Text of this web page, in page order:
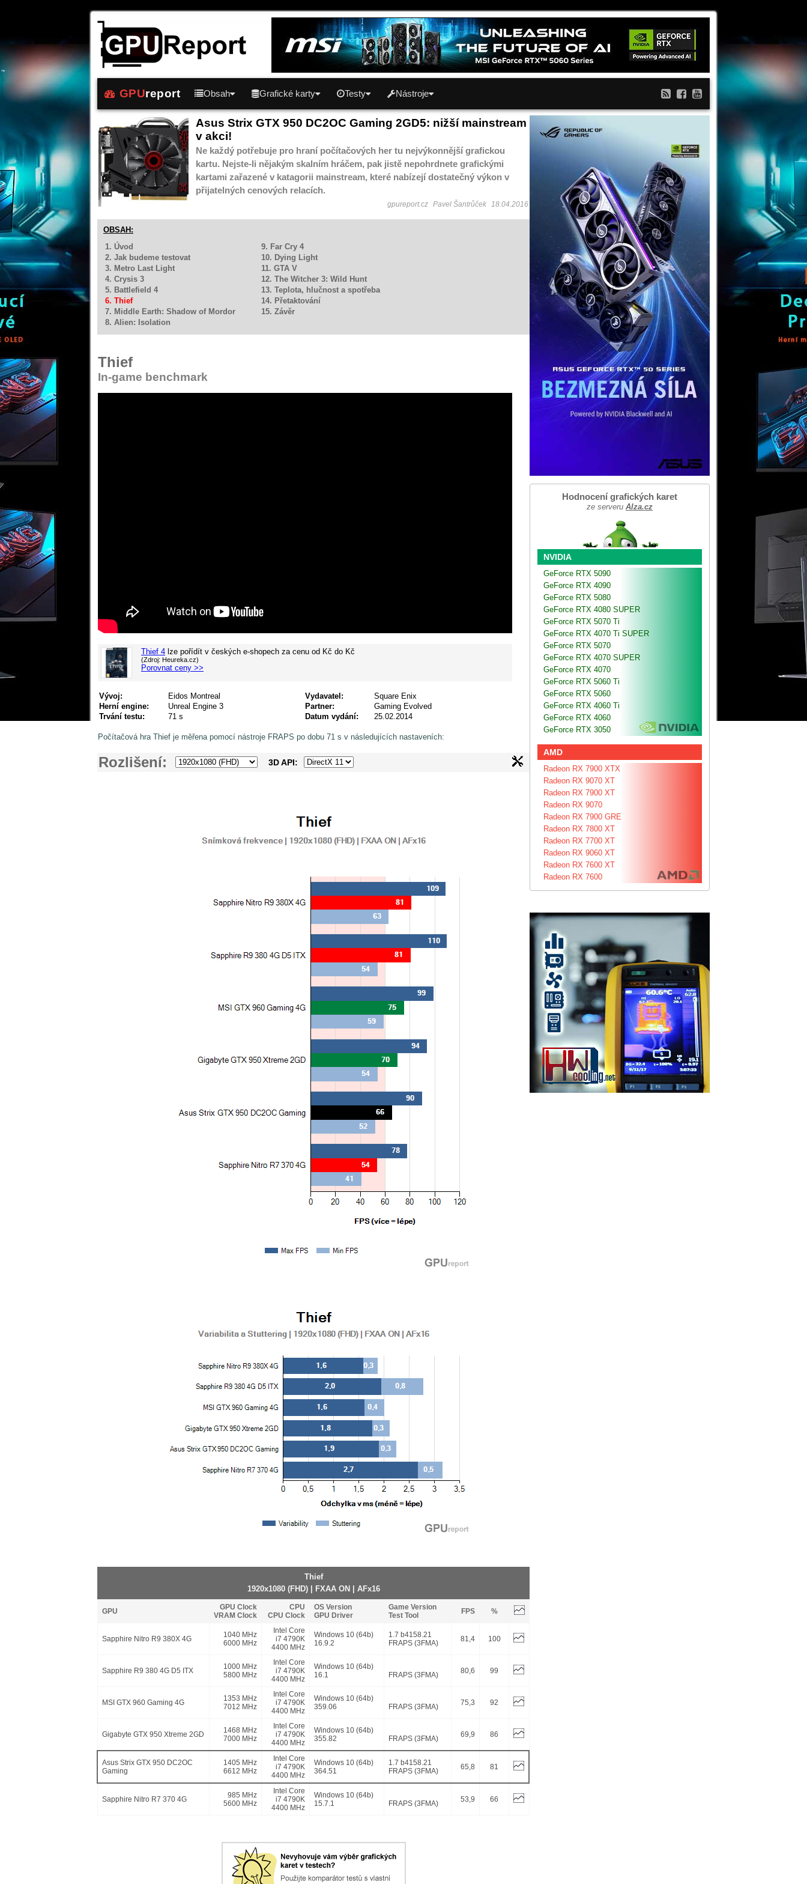
GPUreport Obsah Grafické karty Testy Nástroje
Asus Strix GTX 950 DC2OC Gaming 2GD5: nižší mainstream
v akci!
Ne každý potřebuje pro hraní počítačových her tu nejvýkonnější grafickou
kartu. Nejste-li nějakým skalním hráčem, pak jistě nepohrdnete grafickými
kartami zařazené v katagorii mainstream, které nabízejí dostatečný výkon v
přijatelných cenových relacích.
gpureport.cz Pavel Šantrůček 18.04.2016
OBSAH:
1. Úvod
9. Far Cry 4
2. Jak budeme testovat
10. Dying Light
3. Metro Last Light
11. GTA V
4. Crysis 3
12. The Witcher 3: Wild Hunt
5. Battlefield 4
13. Teplota, hlučnost a spotřeba
6. Thief
14. Přetaktování
7. Middle Earth: Shadow of Mordor
15. Závěr
8. Alien: Isolation
Thief
In-game benchmark
Thief 4 lze pořídít v českých e-shopech za cenu od Kč do Kč
(Zdroj: Heureka.cz)
Porovnat ceny >>
Vývoj: Eidos Montreal Vydavatel:
Square Enix
Herní engine:
Unreal Engine 3 Partner:
Gaming Evolved
Trvání testu:
71 s Datum vydání: 25.02.2014
Počítačová hra Thief je měřena pomocí nástroje FRAPS po dobu 71 s v následujících nastaveních:
Rozlišení: 3D API:
Thief
1920x1080 (FHD) | FXAA ON | AFx16
GPU
GPU Clock
VRAM Clock
CPU
CPU Clock
OS Version
GPU Driver
Game Version
Test Tool
FPS %
Sapphire Nitro R9 380X 4G
1040 MHz
6000 MHz
Intel Core
i7 4790K
4400 MHz
Windows 10 (64b)
16.9.2
1.7 b4158.21
FRAPS (3FMA)
81,4 100
Sapphire R9 380 4G D5 ITX
1000 MHz
5800 MHz
Intel Core
i7 4790K
4400 MHz
Windows 10 (64b)
16.1
FRAPS (3FMA) 80,6 99
MSI GTX 960 Gaming 4G
1353 MHz
7012 MHz
Intel Core
i7 4790K
4400 MHz
Windows 10 (64b)
359.06
FRAPS (3FMA) 75,3 92
Gigabyte GTX 950 Xtreme 2GD
1468 MHz
7000 MHz
Intel Core
i7 4790K
4400 MHz
Windows 10 (64b)
355.82
FRAPS (3FMA) 69,9 86
Asus Strix GTX 950 DC2OC
Gaming
1405 MHz
6612 MHz
Intel Core
i7 4790K
4400 MHz
Windows 10 (64b)
364.51
1.7 b4158.21
FRAPS (3FMA)
65,8 81
Sapphire Nitro R7 370 4G
985 MHz
5600 MHz
Intel Core
i7 4790K
4400 MHz
Windows 10 (64b)
15.7.1
FRAPS (3FMA) 53,9 66
Hodnocení grafických karet
ze serveru Alza.cz
NVIDIA
GeForce RTX 5090
GeForce RTX 4090
GeForce RTX 5080
GeForce RTX 4080 SUPER
GeForce RTX 5070 Ti
GeForce RTX 4070 Ti SUPER
GeForce RTX 5070
GeForce RTX 4070 SUPER
GeForce RTX 4070
GeForce RTX 5060 Ti
GeForce RTX 5060
GeForce RTX 4060 Ti
GeForce RTX 4060
GeForce RTX 3050
AMD
Radeon RX 7900 XTX
Radeon RX 9070 XT
Radeon RX 7900 XT
Radeon RX 9070
Radeon RX 7900 GRE
Radeon RX 7800 XT
Radeon RX 7700 XT
Radeon RX 9060 XT
Radeon RX 7600 XT
Radeon RX 7600